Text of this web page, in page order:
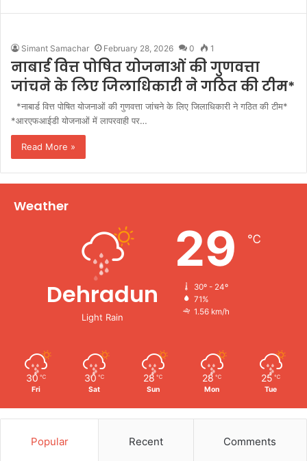
Simant Samachar February 28, 2026 0 1
नाबार्ड वित्त पोषित योजनाओं की गुणवत्ता
जांचने के लिए जिलाधिकारी ने गठित की टीम*
*नाबार्ड वित्त पोषित योजनाओं की गुणवत्ता जांचने के लिए जिलाधिकारी ने गठित की टीम*
*आरएफआईडी योजनाओं में लापरवाही पर…
Read More »
Weather
Dehradun
Light Rain
29 ℃
30º - 24º
71%
1.56 km/h
30 ℃
Fri
30 ℃
Sat
28 ℃
Sun
28 ℃
Mon
25 ℃
Tue
Popular Recent Comments